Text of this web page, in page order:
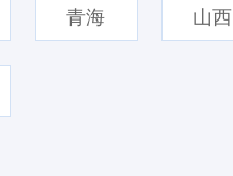
青海 山西